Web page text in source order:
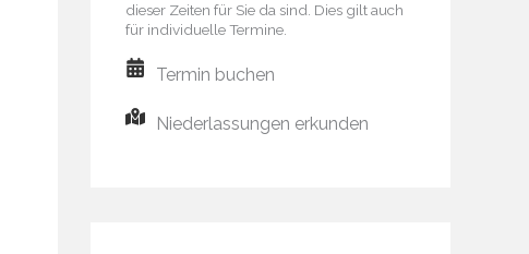
dieser Zeiten für Sie da sind. Dies gilt auch
für individuelle Termine.
Termin buchen
Niederlassungen erkunden